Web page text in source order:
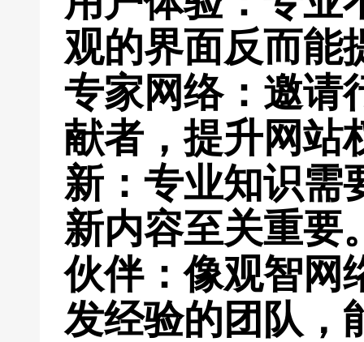
观的界面反而能
专家网络：邀请
献者，提升网站
新 ：专业知识
新内容至关重要
伙伴：像观智网
发经验的团队，